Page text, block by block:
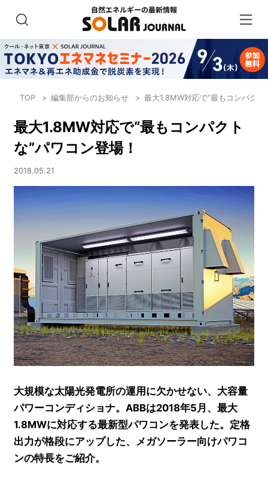
TOP 編集部からのお知らせ 最大1.8MW対応で“最もコンパクト
最大1.8MW対応で“最もコンパクト
な”パワコン登場！
2018.05.21
大規模な太陽光発電所の運用に欠かせない、大容量
パワーコンディショナ。ABBは2018年5月、最大
1.8MWに対応する最新型パワコンを発表した。定格
出力が格段にアップした、メガソーラー向けパワコ
ンの特長をご紹介。